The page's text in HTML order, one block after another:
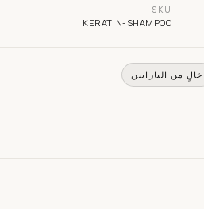
SKU
KERATIN-SHAMPOO
خالٍ من البارابين